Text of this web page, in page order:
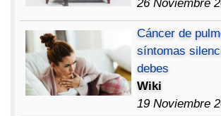
26 Noviembre
Cáncer de
síntomas
debes
Wiki
19 Noviembre